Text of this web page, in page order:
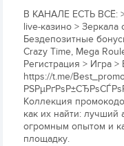
В КАНАЛЕ ЕСТЬ ВСЁ:
live-казино >
Бездепозитные
Crazy Time, Mega
Регистрация > Игра >
https://t.me/
Коллекция
как их найти: лучший
огромным опытом и
площадку.